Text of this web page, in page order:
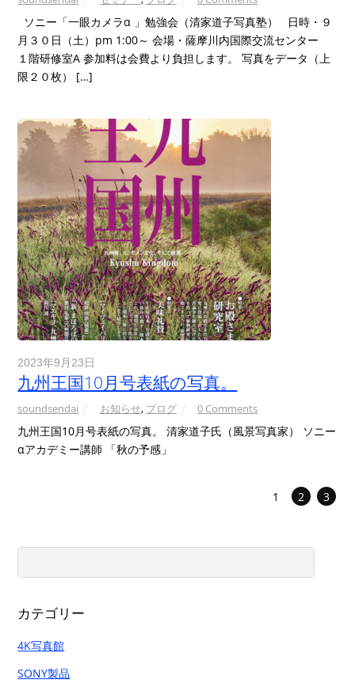
ソニー「一眼カメラα 」勉強会（清家道子写真塾） 日時・９
月３０日（土）pm 1:00～ 会場・薩摩川内国際交流センター
１階研修室A 参加料は会費より負担します。 写真をデータ（上
限２０枚） […]
2023年9月23日
九州王国10月号表紙の写真。
soundsendai お知らせ, ブログ 0 Comments
九州王国10月号表紙の写真。 清家道子氏（風景写真家） ソニー
αアカデミー講師 「秋の予感」
1 2 3
カテゴリー
4K写真館
SONY製品